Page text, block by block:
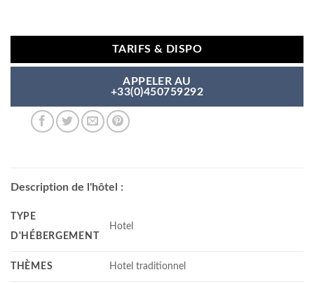
TARIFS & DISPO
APPELER AU
+33(0)450759292
Description de l'hôtel :
TYPE
D'HÉBERGEMENT
Hotel
THÈMES Hotel traditionnel